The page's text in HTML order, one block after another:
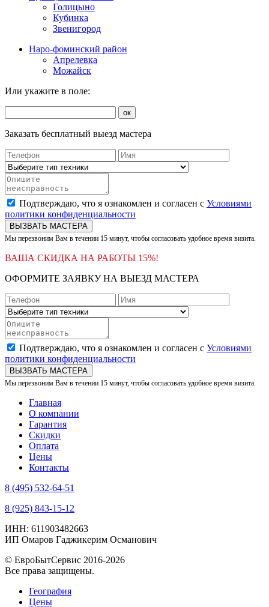
Голицыно
Кубинка
Звенигород
Наро-фоминский район
Апрелевка
Можайск
Или укажите в поле:
ок
Заказать бесплатный выезд мастера
Подтверждаю, что я ознакомлен и согласен с Условиями
политики конфиденциальности
ВЫЗВАТЬ МАСТЕРА
Мы перезвоним Вам в течении 15 минут, чтобы согласовать удобное время визита.
ВАША СКИДКА НА РАБОТЫ 15%!
ОФОРМИТЕ ЗАЯВКУ НА ВЫЕЗД МАСТЕРА
Подтверждаю, что я ознакомлен и согласен с Условиями
политики конфиденциальности
ВЫЗВАТЬ МАСТЕРА
Мы перезвоним Вам в течении 15 минут, чтобы согласовать удобное время визита.
Главная
О компании
Гарантия
Скидки
Оплата
Цены
Контакты
8 (495) 532-64-51
8 (925) 843-15-12
ИНН: 611903482663
ИП Омаров Гаджикерим Османович
© ЕвроБытСервис 2016-2026
Все права защищены.
География
Цены